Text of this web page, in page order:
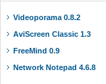
Videoporama 0.8.2
AviScreen Classic 1.3
FreeMind 0.9
Network Notepad 4.6.8